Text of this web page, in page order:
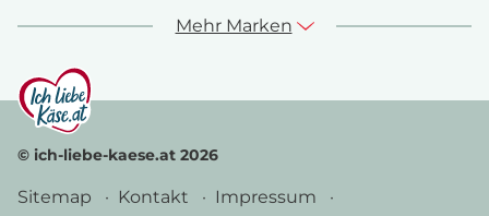
Mehr Marken
© ich-liebe-kaese.at 2026
Sitemap Kontakt
Impressum